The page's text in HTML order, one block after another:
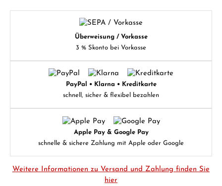
Überweisung / Vorkasse
3 % Skonto bei Vorkasse
PayPal • Klarna • Kreditkarte
schnell, sicher & flexibel bezahlen
Apple Pay & Google Pay
schnelle & sichere Zahlung mit Apple oder Google
Weitere Informationen zu Versand und Zahlung finden Sie
hier